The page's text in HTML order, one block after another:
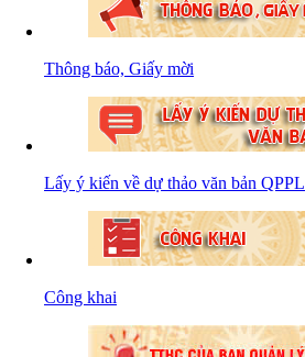
Thông báo, Giấy mời
Lấy ý kiến về dự thảo văn bản QPPL
Công khai